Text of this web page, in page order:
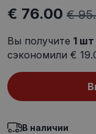
€ 76.00 €
Вы получите 1 шт
сэкономили €
В наличии